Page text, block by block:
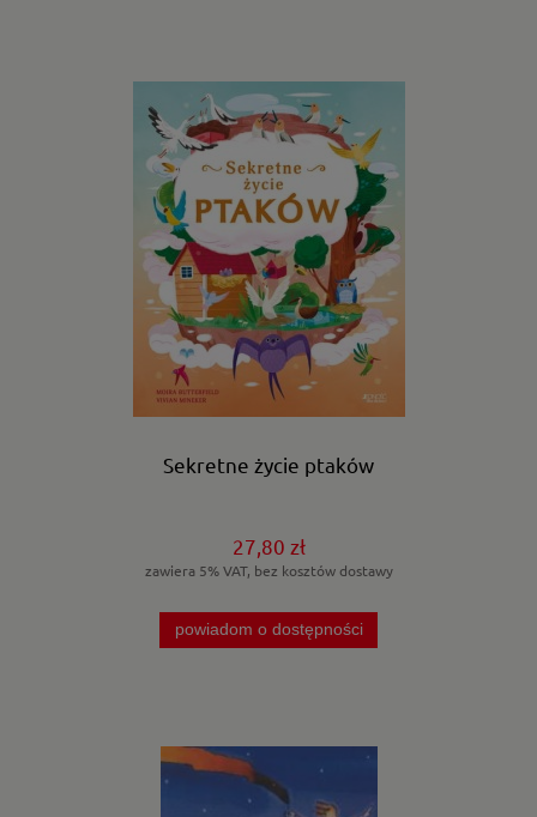
Sekretne życie ptaków
27,80 zł
zawiera 5% VAT, bez kosztów dostawy
powiadom o dostępności